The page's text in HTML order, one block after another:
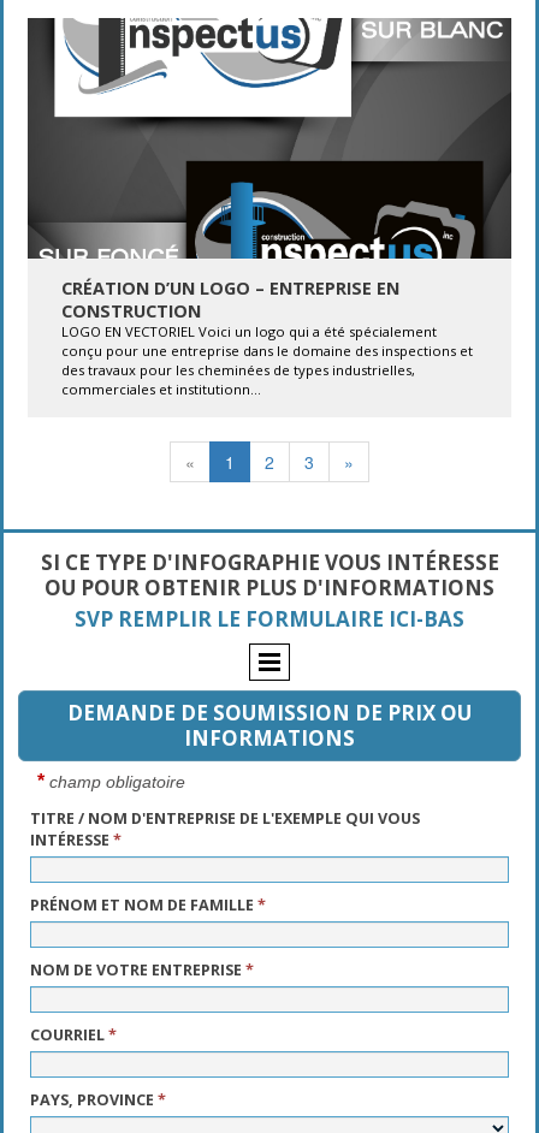
CRÉATION D’UN LOGO – ENTREPRISE EN
CONSTRUCTION
LOGO EN VECTORIEL Voici un logo qui a été spécialement
conçu pour une entreprise dans le domaine des inspections et
des travaux pour les cheminées de types industrielles,
commerciales et institutionn...
« 1 2 3 »
SI CE TYPE D'INFOGRAPHIE VOUS INTÉRESSE
OU POUR OBTENIR PLUS D'INFORMATIONS
SVP REMPLIR LE FORMULAIRE ICI-BAS
DEMANDE DE SOUMISSION DE PRIX OU
INFORMATIONS
* champ obligatoire
TITRE / NOM D'ENTREPRISE DE L'EXEMPLE QUI VOUS
INTÉRESSE *
PRÉNOM ET NOM DE FAMILLE *
NOM DE VOTRE ENTREPRISE *
COURRIEL*
PAYS, PROVINCE *